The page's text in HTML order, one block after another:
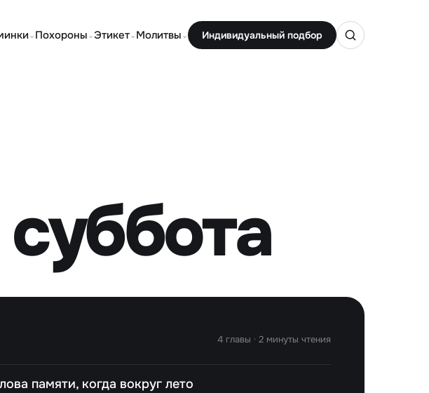
⌄ Похороны ⌄Этикет⌄ Молитвы ⌄ Индивидуальный подбор
4 главы · 2 минуты чтения
памяти, когда вокруг лето